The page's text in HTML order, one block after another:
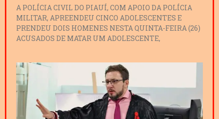
A POLÍCIA CIVIL DO PIAUÍ, COM APOIO DA POLÍCIA
MILITAR, APREENDEU CINCO ADOLESCENTES E
PRENDEU DOIS HOMENES NESTA QUINTA-FEIRA (26)
ACUSADOS DE MATAR UM ADOLESCENTE,